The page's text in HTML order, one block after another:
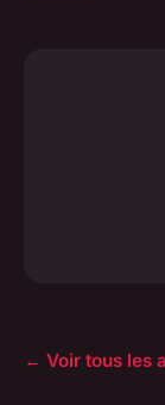
← Voir tous les